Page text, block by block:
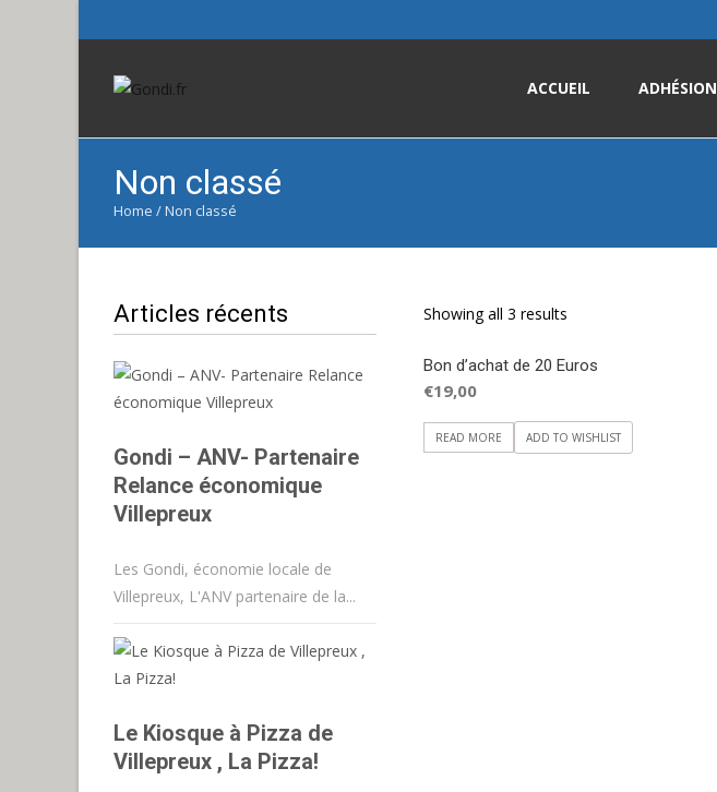
ACCUEIL ADHÉSION
Non classé
Home / Non classé
Showing all 3 results
Bon d’achat de 20 Euros
€19,00
READ MORE ADD TO WISHLIST
Articles récents
Gondi – ANV- Partenaire
Relance économique
Villepreux
Les Gondi, économie locale de
Villepreux, L'ANV partenaire de la...
Le Kiosque à Pizza de
Villepreux , La Pizza!